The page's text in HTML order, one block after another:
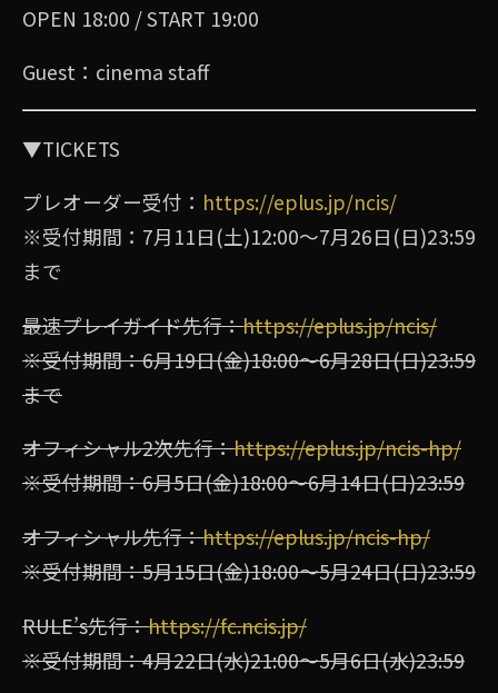
OPEN 18:00 / START 19:00
Guest：cinema staff
▼TICKETS
プレオーダー受付： https://eplus.jp/ncis/
※受付期間：7月11日(土)12:00〜7月26日(日)23:59
まで
最速プレイガイド先行：https://eplus.jp/ncis/
※受付期間：6月19日(金)18:00〜6月28日(日)23:59
まで
オフィシャル2次先行：https://eplus.jp/ncis-hp/
※受付期間：6月5日(金)18:00〜6月14日(日)23:59
オフィシャル先行：https://eplus.jp/ncis-hp/
※受付期間：5月15日(金)18:00〜5月24日(日)23:59
RULE’s先行：https://fc.ncis.jp/
※受付期間：4⽉22⽇(⽔)21:00〜5⽉6⽇(⽔)23:59